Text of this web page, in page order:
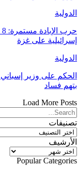
الدولية
إسرائيلية على غزة
الدولية
بتهم فساد
Load More Posts
تصنيفات
تصنيفات
الأرشيف
الأرشيف
Popular Categories